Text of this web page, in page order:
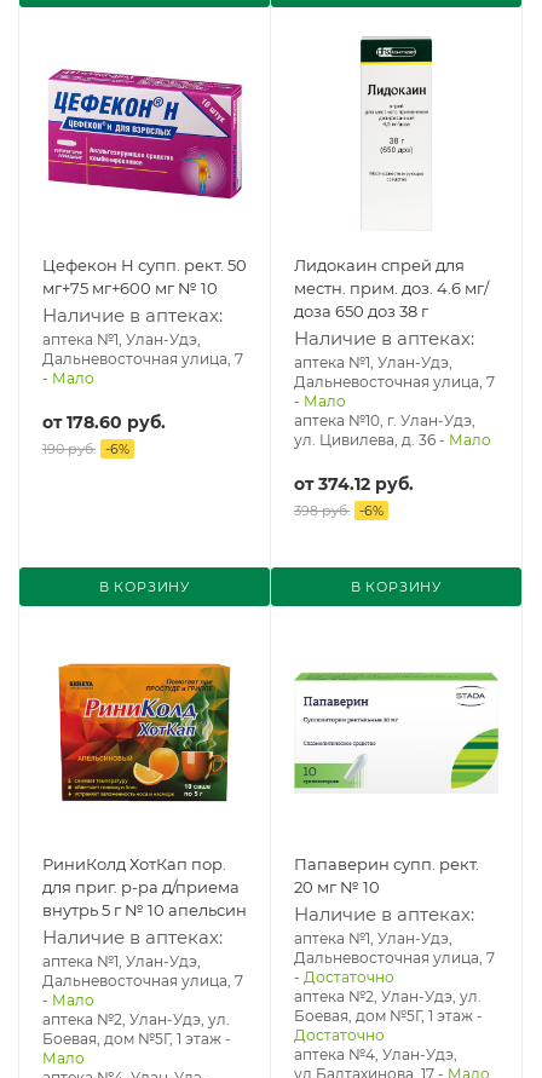
Цефекон Н супп. рект. 50
мг+75 мг+600 мг № 10
Наличие в аптеках:
аптека №1, Улан-Удэ,
Дальневосточная улица, 7
- Мало
от178.60 руб.
190 руб. -6%
В КОРЗИНУ
Лидокаин спрей для
местн. прим. доз. 4.6 мг/
доза 650 доз 38 г
Наличие в аптеках:
аптека №1, Улан-Удэ,
Дальневосточная улица, 7
- Мало
аптека №10, г. Улан-Удэ,
ул. Цивилева, д. 36 - Мало
от374.12 руб.
398 руб. -6%
В КОРЗИНУ
РиниКолд ХотКап пор.
для приг. р-ра д/приема
внутрь 5 г № 10 апельсин
Наличие в аптеках:
аптека №1, Улан-Удэ,
Дальневосточная улица, 7
- Мало
аптека №2, Улан-Удэ, ул.
Боевая, дом №5Г, 1 этаж -
Мало
Папаверин супп. рект.
20 мг № 10
Наличие в аптеках:
аптека №1, Улан-Удэ,
Дальневосточная улица, 7
- Достаточно
аптека №2, Улан-Удэ, ул.
Боевая, дом №5Г, 1 этаж -
Достаточно
аптека №4, Улан-Удэ,
ул.Балтахинова, 17 - Мало